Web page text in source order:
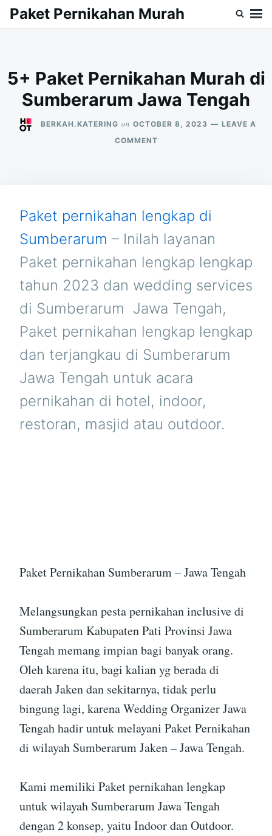
SkipSearch
Paket Pernikahan Murah
5+ Paket Pernikahan Murah di
Sumberarum Jawa Tengah
BERKAH.KATERING on OCTOBER 8, 2023
LEAVE A
COMMENTON
SUMBERARUM
JAWA
TENGAH
Paket pernikahan lengkap di
Sumberarum – Inilah layanan
Paket pernikahan lengkap lengkap
tahun 2023 dan wedding services
di Sumberarum  Jawa Tengah,
Paket pernikahan lengkap lengkap
dan terjangkau di Sumberarum 
Jawa Tengah untuk acara
pernikahan di hotel, indoor,
restoran, masjid atau outdoor.
Paket Pernikahan Sumberarum – Jawa Tengah
Melangsungkan pesta pernikahan inclusive di
Sumberarum Kabupaten Pati Provinsi Jawa
Tengah memang impian bagi banyak orang.
Oleh karena itu, bagi kalian yg berada di
daerah Jaken dan sekitarnya, tidak perlu
bingung lagi, karena Wedding Organizer Jawa
Tengah hadir untuk melayani Paket Pernikahan
di wilayah Sumberarum Jaken – Jawa Tengah.
Kami memiliki Paket pernikahan lengkap
untuk wilayah Sumberarum Jawa Tengah
dengan 2 konsep, yaitu Indoor dan Outdoor.